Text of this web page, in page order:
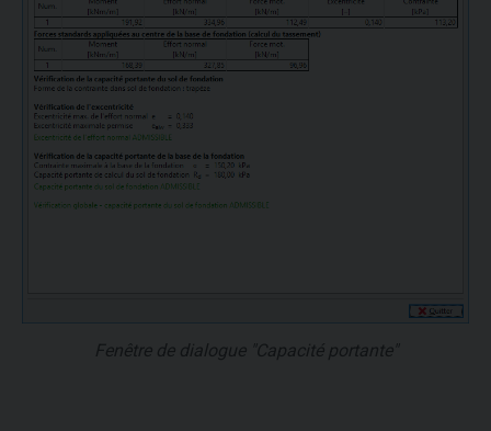
Fenêtre de dialogue "Capacité portante"